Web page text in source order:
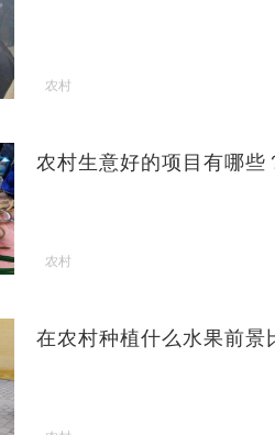
农村
农村生意好的项目有哪些
农村
在农村种植什么水果前景